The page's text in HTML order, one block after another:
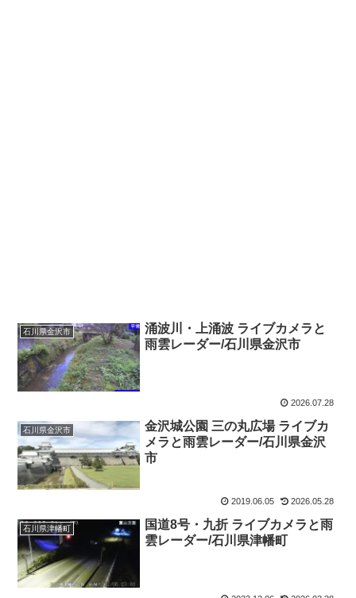
石川県金沢市
涌波川・上涌波 ライブカメラと
雨雲レーダー/石川県金沢市
2026.07.28
石川県金沢市
金沢城公園 三の丸広場 ライブカ
メラと雨雲レーダー/石川県金沢
市
2019.06.05 2026.05.28
石川県津幡町
国道8号・九折 ライブカメラと雨
雲レーダー/石川県津幡町